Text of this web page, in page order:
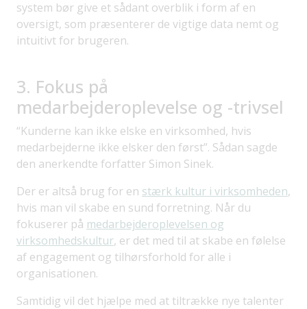
system bør give et sådant overblik i form af en
oversigt, som præsenterer de vigtige data nemt og
intuitivt for brugeren.
3. Fokus på
medarbejderoplevelse og -trivsel
“Kunderne kan ikke elske en virksomhed, hvis
medarbejderne ikke elsker den først”. Sådan sagde
den anerkendte forfatter Simon Sinek.
Der er altså brug for en stærk kultur i virksomheden,
hvis man vil skabe en sund forretning. Når du
fokuserer på medarbejderoplevelsen og
virksomhedskultur, er det med til at skabe en følelse
af engagement og tilhørsforhold for alle i
organisationen.
Samtidig vil det hjælpe med at tiltrække nye talenter